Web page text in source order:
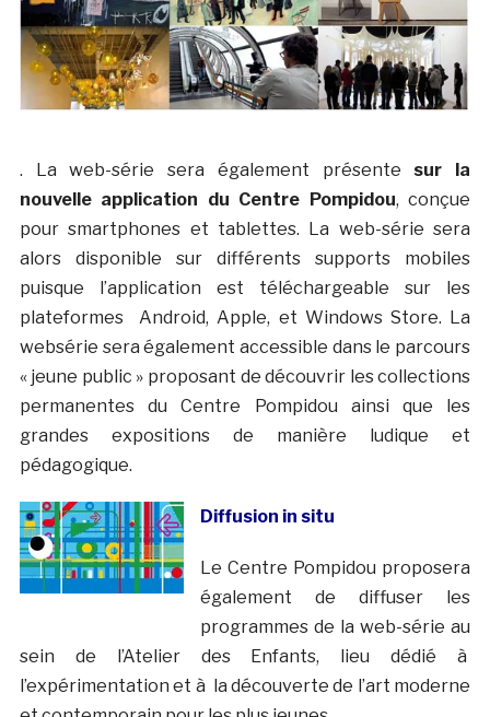
. La web-série sera également présente sur la
nouvelle application du Centre Pompidou, conçue
pour smartphones et tablettes. La web-série sera
alors disponible sur différents supports mobiles
puisque l’application est téléchargeable sur les
plateformes Android, Apple, et Windows Store. La
websérie sera également accessible dans le parcours
« jeune public » proposant de découvrir les collections
permanentes du Centre Pompidou ainsi que les
grandes expositions de manière ludique et
pédagogique.
Diffusion in situ
Le Centre Pompidou proposera
également de diffuser les
programmes de la web-série au
sein de l’Atelier des Enfants, lieu dédié à
l’expérimentation et à la découverte de l’art moderne